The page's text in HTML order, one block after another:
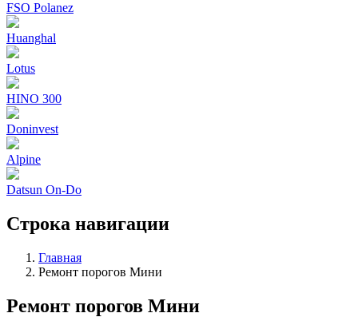
FSO Polanez
Huanghal
Lotus
HINO 300
Doninvest
Alpine
Datsun On-Do
Строка навигации
Главная
Ремонт порогов Мини
Ремонт порогов Мини